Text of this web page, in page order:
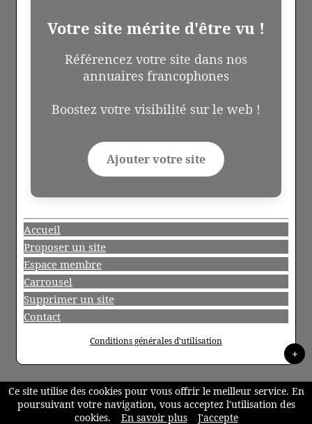
Votre site mérite d'être vu !
Référencez votre site dans nos
annuaires francophones
Boostez votre visibilité sur le web !
Ajouter votre site
Accueil
Proposer un site
Espace membre
Carrousel
Supprimer un site
Contact
Conditions générales d'utilisation
+
Ce site utilise des cookies pour vous offrir le meilleur service. En
poursuivant votre navigation, vous acceptez l'utilisation des
cookies.
En savoir plus J'accepte